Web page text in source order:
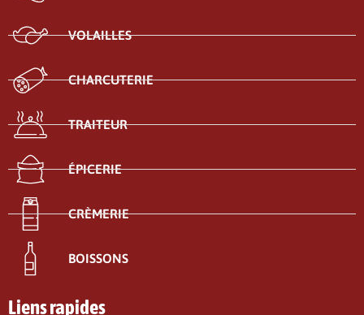
VOLAILLES
CHARCUTERIE
TRAITEUR
ÉPICERIE
CRÈMERIE
BOISSONS
Liens rapides